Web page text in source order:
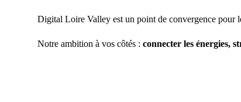
Digital Loire Valley est un point de convergence pour
Notre ambition à vos côtés : connecter les énergies,